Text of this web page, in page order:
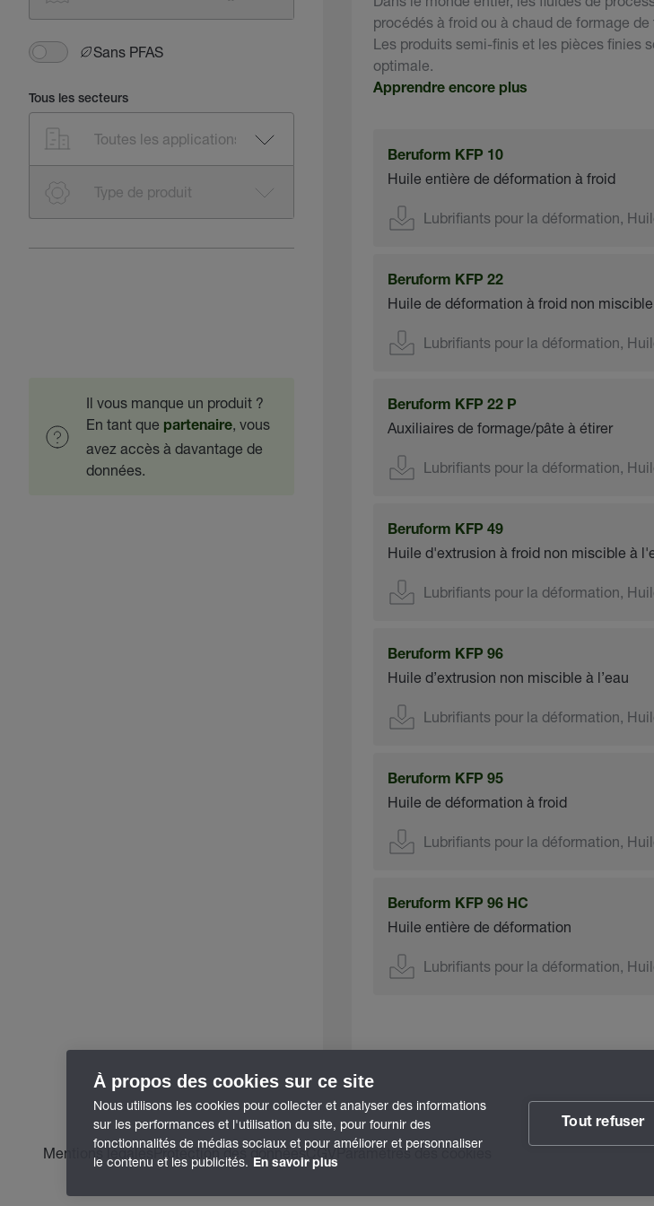
Sans PFAS
Tous les secteurs
Il vous manque un produit ?
En tant que partenaire, vous
avez accès à davantage de
données.
procédés à froid ou à chaud de formage
Les produits semi-finis et les pièces finies
optimale.
Apprendre encore plus
Beruform KFP 10
Huile entière de déformation à froid
Lubrifiants pour la déformation,
Beruform KFP 22
Huile de déformation à froid non miscible
Lubrifiants pour la déformation,
Beruform KFP 22 P
Auxiliaires de formage/pâte à étirer
Lubrifiants pour la déformation,
Beruform KFP 49
Huile d'extrusion à froid non miscible à
Lubrifiants pour la déformation,
Beruform KFP 96
Huile d’extrusion non miscible à l’eau
Lubrifiants pour la déformation,
Beruform KFP 95
Huile de déformation à froid
Lubrifiants pour la déformation,
Beruform KFP 96 HC
Huile entière de déformation
Lubrifiants pour la déformation,
Mentions légalesProtection des donnéesCGVParamètres des cookies
À propos des cookies sur ce site
Nous utilisons les cookies pour collecter et analyser des informations
sur les performances et l'utilisation du site, pour fournir des
fonctionnalités de médias sociaux et pour améliorer et personnaliser
le contenu et les publicités. En savoir plus
Tout refuser